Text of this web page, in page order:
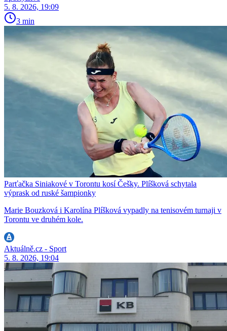
5. 8. 2026, 19:09
3 min
Parťačka Siniakové v Torontu kosí Češky. Plíšková schytala
výprask od ruské šampionky
Marie Bouzková i Karolína Plíšková vypadly na tenisovém turnaji v
Torontu ve druhém kole.
Aktuálně.cz - Sport
5. 8. 2026, 19:04